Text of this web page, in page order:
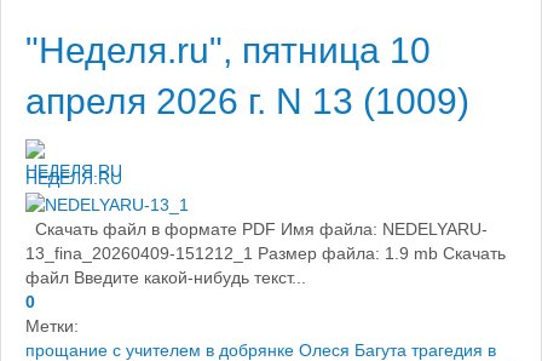
"Неделя.ru", пятница 10
апреля 2026 г. N 13 (1009)
НЕДЕЛЯ.RU
Скачать файл в формате PDF Имя файла: NEDELYARU-
13_fina_20260409-151212_1 Размер файла: 1.9 mb Скачать
файл Введите какой-нибудь текст...
0
Метки:
прощание с учителем в добрянке Олеся Багута трагедия в